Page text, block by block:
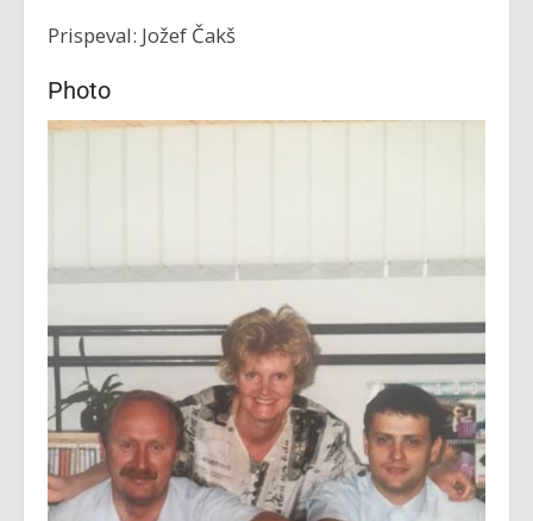
Prispeval: Jožef Čakš
Photo